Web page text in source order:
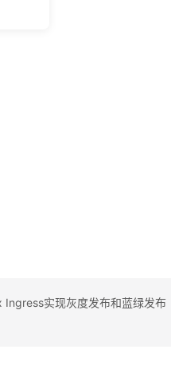
Ingress实现灰度发布和蓝绿发布